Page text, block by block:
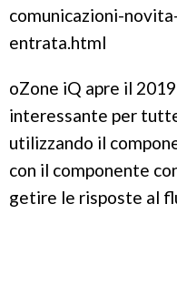
comunicazioni-
entrata.html
oZone iQ apre il
interessante per
utilizzando il
con il componente
getire le risposte al